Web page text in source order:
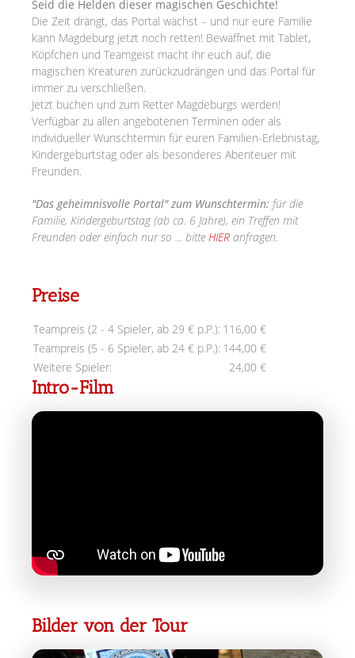
Seid die Helden dieser magischen Geschichte!
Die Zeit drängt, das Portal wächst – und nur eure Familie
kann Magdeburg jetzt noch retten! Bewaffnet mit Tablet,
Köpfchen und Teamgeist macht ihr euch auf, die
magischen Kreaturen zurückzudrängen und das Portal für
immer zu verschließen.
Jetzt buchen und zum Retter Magdeburgs werden!
Verfügbar zu allen angebotenen Terminen oder als
individueller Wunschtermin für euren Familien-Erlebnistag,
Kindergeburtstag oder als besonderes Abenteuer mit
Freunden.
"Das geheimnisvolle Portal" zum Wunschtermin: für die
Familie, Kindergeburtstag (ab ca. 6 Jahre), ein Treffen mit
Freunden oder einfach nur so ... bitte HIER anfragen.
Preise
Teampreis (2 - 4 Spieler, ab 29 € p.P.): 116,00 €
Teampreis (5 - 6 Spieler, ab 24 € p.P.): 144,00 €
Weitere Spieler:
24,00 €
Intro-Film
Bilder von der Tour